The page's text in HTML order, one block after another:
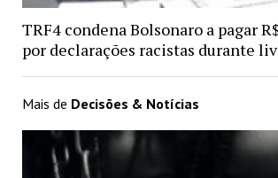
TRF4 condena Bolsonaro a pagar
por declarações racistas durante
Mais de Decisões & Notícias